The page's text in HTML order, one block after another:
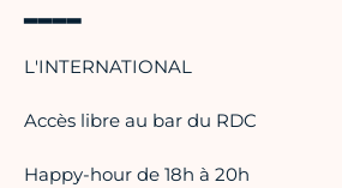
▂▂▂▂
L'INTERNATIONAL
Accès libre au bar du RDC
Happy-hour de 18h à 20h